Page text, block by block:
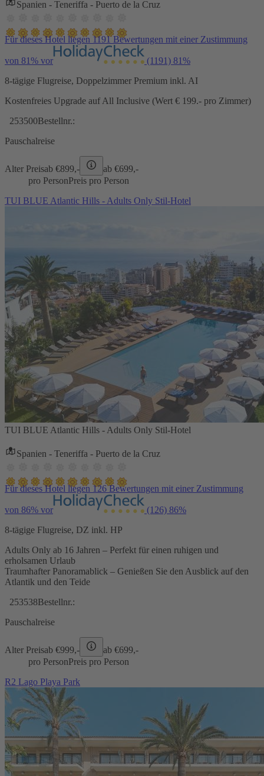
Spanien - Teneriffa - Puerto de la Cruz
Für dieses Hotel liegen 1191 Bewertungen mit einer Zustimmung
von 81% vor (1191) 81%
8-tägige Flugreise, Doppelzimmer Premium inkl. AI
Kostenfreies Upgrade auf All Inclusive (Wert € 199.- pro Zimmer)
253500Bestellnr.:
Pauschalreise
Alter Preisab €899,- ab €699,-
pro PersonPreis pro Person
TUI BLUE Atlantic Hills - Adults Only Stil-Hotel
TUI BLUE Atlantic Hills - Adults Only Stil-Hotel
Spanien - Teneriffa - Puerto de la Cruz
Für dieses Hotel liegen 126 Bewertungen mit einer Zustimmung
von 86% vor (126) 86%
8-tägige Flugreise, DZ inkl. HP
Adults Only ab 16 Jahren – Perfekt für einen ruhigen und
erholsamen Urlaub
Traumhafter Panoramablick – Genießen Sie den Ausblick auf den
Atlantik und den Teide
253538Bestellnr.:
Pauschalreise
Alter Preisab €999,- ab €699,-
pro PersonPreis pro Person
R2 Lago Playa Park